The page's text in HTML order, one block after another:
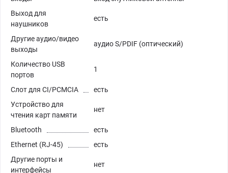
Выход для
наушников
есть
Другие аудио/видео
выходы
аудио S/PDIF (оптический)
Количество USB
портов
1
Слот для CI/PCMCIA
есть
Устройство для
чтения карт памяти
нет
Bluetooth
есть
Ethernet (RJ-45)
есть
Другие порты и
интерфейсы
нет